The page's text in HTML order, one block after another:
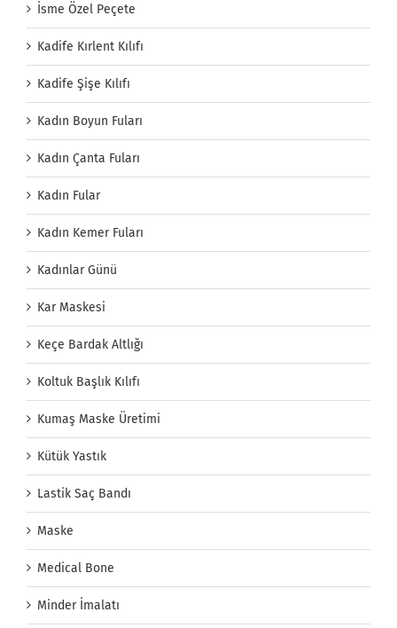
İsme Özel Peçete
Kadife Kırlent Kılıfı
Kadife Şişe Kılıfı
Kadın Boyun Fuları
Kadın Çanta Fuları
Kadın Fular
Kadın Kemer Fuları
Kadınlar Günü
Kar Maskesi
Keçe Bardak Altlığı
Koltuk Başlık Kılıfı
Kumaş Maske Üretimi
Kütük Yastık
Lastik Saç Bandı
Maske
Medical Bone
Minder İmalatı